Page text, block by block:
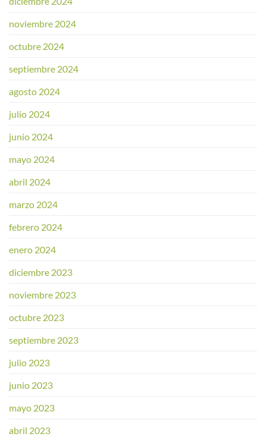
noviembre 2024
octubre 2024
septiembre 2024
agosto 2024
julio 2024
junio 2024
mayo 2024
abril 2024
marzo 2024
febrero 2024
enero 2024
diciembre 2023
noviembre 2023
octubre 2023
septiembre 2023
julio 2023
junio 2023
mayo 2023
abril 2023